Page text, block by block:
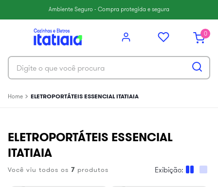
Ambiente Seguro - Compra protegida e segura
0
Digite o que você procura
ELETROPORTÁTEIS ESSENCIAL ITATIAIA
ELETROPORTÁTEIS ESSENCIAL
ITATIAIA
Você viu todos os 7 produtos
paneleiro
renova
9º
armário cozinha
aço